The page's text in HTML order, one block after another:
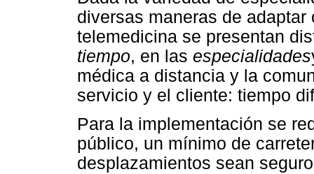
diversas maneras de
telemedicina se presentan
tiempo, en las especialidades
médica a distancia y la
servicio y el cliente: tiempo
Para la implementación se
público, un mínimo de
desplazamientos sean